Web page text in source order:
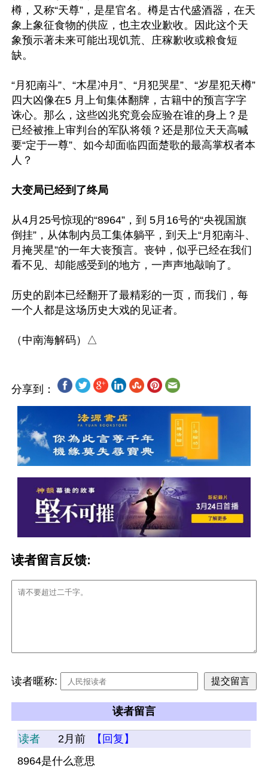
樽，又称“天尊”，是星官名。樽是古代盛酒器，在天
象上象征食物的供应，也主农业歉收。因此这个天
象预示著未来可能出现饥荒、庄稼歉收或粮食短
缺。
“月犯南斗”、“木星冲月”、“月犯哭星”、“岁星犯天樽”
四大凶像在5 月上旬集体翻牌，古籍中的预言字字
诛心。那么，这些凶兆究竟会应验在谁的身上？是
已经被推上审判台的军队将领？还是那位天天高喊
要“定于一尊”、如今却面临四面楚歌的最高掌权者本
人？
大变局已经到了终局
从4月25号惊现的“8964”，到 5月16号的“央视国旗
倒挂”，从体制内员工集体躺平，到天上“月犯南斗、
月掩哭星”的一年大丧预言。丧钟，似乎已经在我们
看不见、却能感受到的地方，一声声地敲响了。
历史的剧本已经翻开了最精彩的一页，而我们，每
一个人都是这场历史大戏的见证者。
分享到：
读者留言反馈:
读者暱称:
读者留言
读者 2月前
【回复】
8964是什么意思